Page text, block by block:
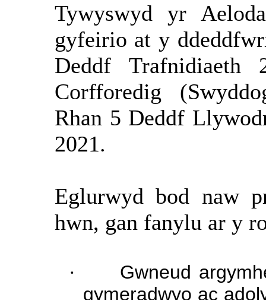
Tywyswyd yr
gyfeirio at y
Deddf Trafnidiaeth
Corfforedig
Rhan 5 Deddf
2021.
Eglurwyd bod naw
hwn, gan fanylu ar y
·
Gwneud
gymeradwyo ac